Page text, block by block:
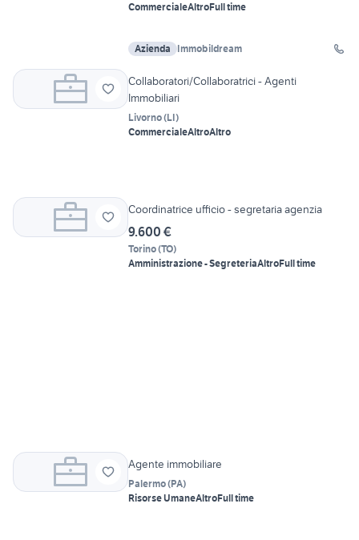
CommercialeAltroFull time
Azienda Immobildream
Collaboratori/Collaboratrici - Agenti
Immobiliari
Livorno(LI)
CommercialeAltroAltro
Coordinatrice ufficio - segretaria agenzia
9.600 €
Torino(TO)
Amministrazione - SegreteriaAltroFull time
Agente immobiliare
Palermo(PA)
Risorse UmaneAltroFull time